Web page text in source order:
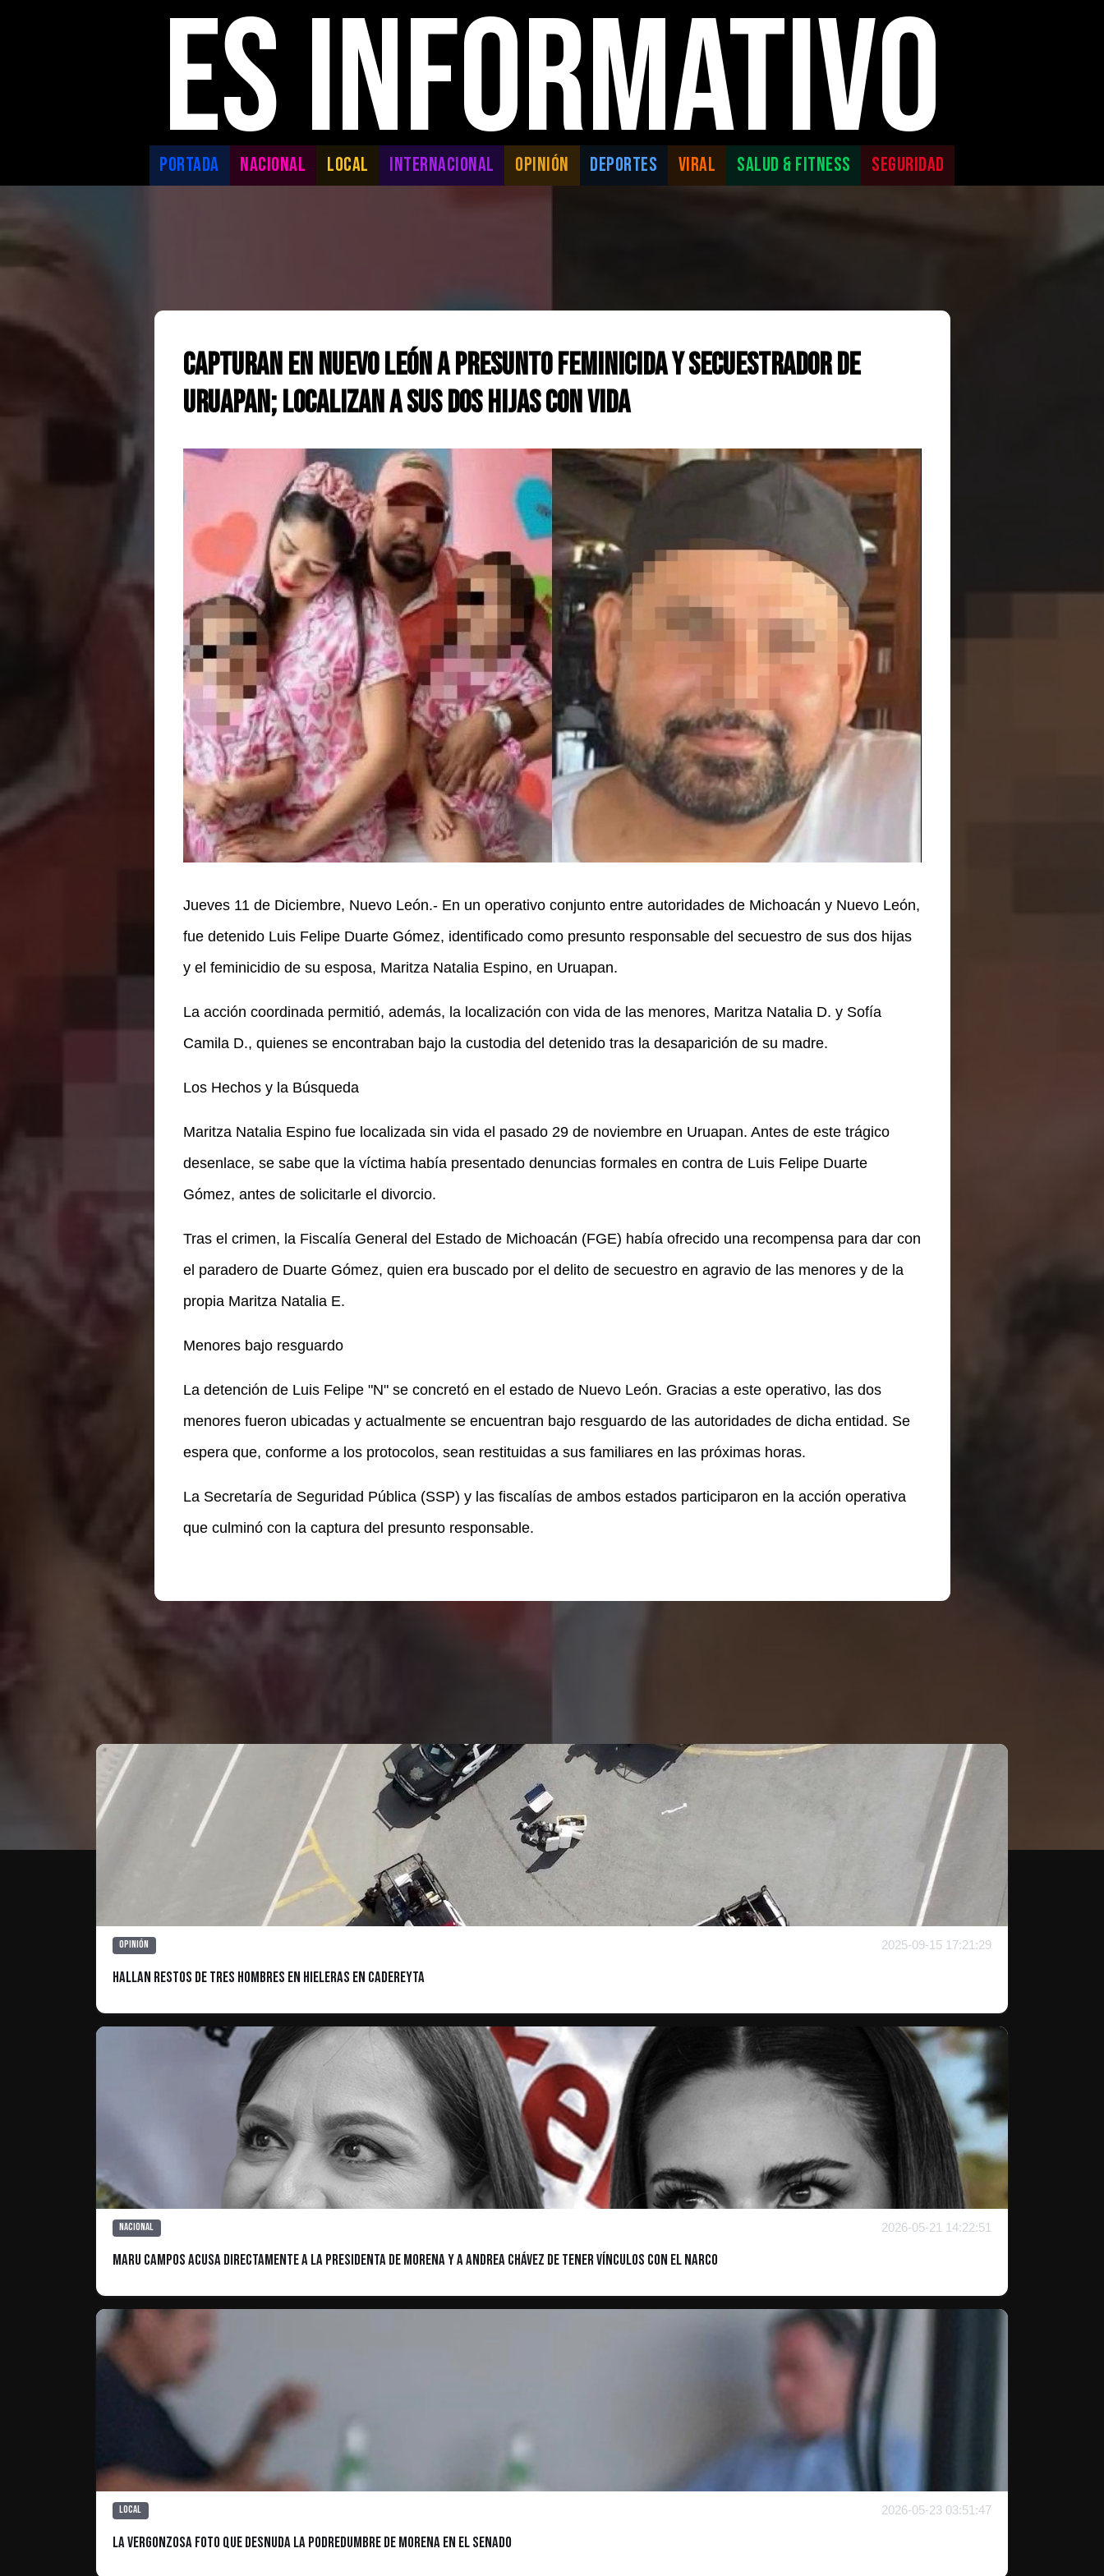
ES INFORMATIVO
PORTADA NACIONAL LOCAL INTERNACIONAL OPINIÓN DEPORTES VIRAL SALUD & FITNESS SEGURIDAD
Capturan en Nuevo León a presunto feminicida y secuestrador de
Uruapan; localizan a sus dos hijas con vida
Jueves 11 de Diciembre, Nuevo León.- En un operativo conjunto entre autoridades de Michoacán y Nuevo León,
fue detenido Luis Felipe Duarte Gómez, identificado como presunto responsable del secuestro de sus dos hijas
y el feminicidio de su esposa, Maritza Natalia Espino, en Uruapan.
La acción coordinada permitió, además, la localización con vida de las menores, Maritza Natalia D. y Sofía
Camila D., quienes se encontraban bajo la custodia del detenido tras la desaparición de su madre.
Los Hechos y la Búsqueda
Maritza Natalia Espino fue localizada sin vida el pasado 29 de noviembre en Uruapan. Antes de este trágico
desenlace, se sabe que la víctima había presentado denuncias formales en contra de Luis Felipe Duarte
Gómez, antes de solicitarle el divorcio.
Tras el crimen, la Fiscalía General del Estado de Michoacán (FGE) había ofrecido una recompensa para dar con
el paradero de Duarte Gómez, quien era buscado por el delito de secuestro en agravio de las menores y de la
propia Maritza Natalia E.
Menores bajo resguardo
La detención de Luis Felipe "N" se concretó en el estado de Nuevo León. Gracias a este operativo, las dos
menores fueron ubicadas y actualmente se encuentran bajo resguardo de las autoridades de dicha entidad. Se
espera que, conforme a los protocolos, sean restituidas a sus familiares en las próximas horas.
La Secretaría de Seguridad Pública (SSP) y las fiscalías de ambos estados participaron en la acción operativa
que culminó con la captura del presunto responsable.
Te puede interesar
Opinión 2025-09-15 17:21:29
Hallan restos de tres hombres en hieleras en Cadereyta
Nacional 2026-05-21 14:22:51
Maru Campos acusa directamente a la presidenta de Morena y a Andrea Chávez de tener vínculos con el narco
Local 2026-05-23 03:51:47
La vergonzosa foto que desnuda la podredumbre de Morena en el Senado